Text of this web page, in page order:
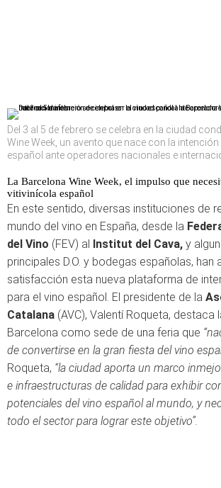
Del 3 al 5 de febrero se celebra en la ciudad
Wine Week, un avento que nace con la
español ante operadores nacionales e
La Barcelona Wine Week, el impulso que
vitivinícola español
En este sentido, diversas instituciones de
mundo del vino en España, desde la
del Vino (FEV) al Institut del Cava, y
principales D.O. y bodegas españolas, han
satisfacción esta nueva plataforma de
para el vino español. El presidente de la
Catalana (AVC), Valentí Roqueta, destaca
Barcelona como sede de una feria que
de convertirse en la gran fiesta del vino
Roqueta, “la ciudad aporta un marco
e infraestructuras de calidad para exhibir
potenciales del vino español al mundo, y
todo el sector para lograr este objetivo”.